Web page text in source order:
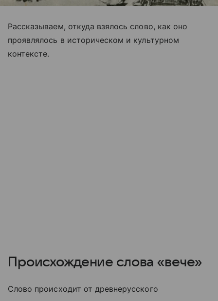
Рассказываем, откуда взялось слово, как оно
проявлялось в историческом и культурном
контексте.
Происхождение слова «вече»
Слово происходит от древнерусского